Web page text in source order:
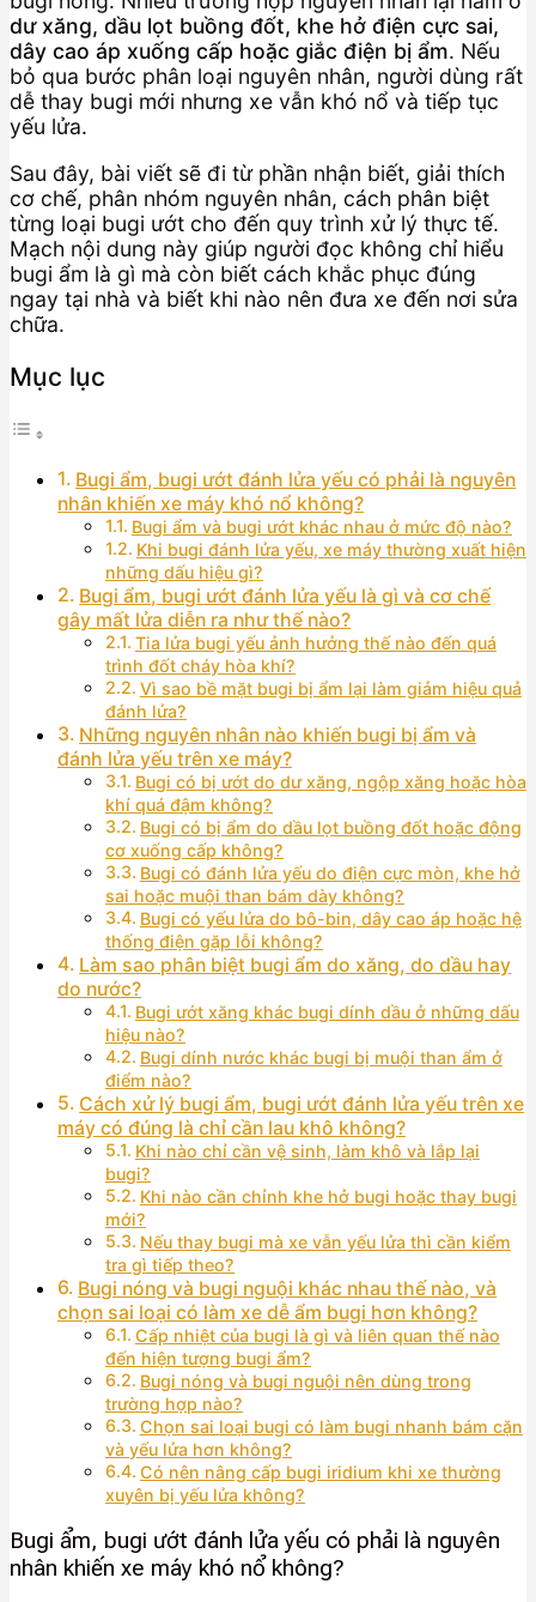
dư xăng, dầu lọt buồng đốt, khe hở điện cực sai,
dây cao áp xuống cấp hoặc giắc điện bị ẩm. Nếu
bỏ qua bước phân loại nguyên nhân, người dùng rất
dễ thay bugi mới nhưng xe vẫn khó nổ và tiếp tục
yếu lửa.
Sau đây, bài viết sẽ đi từ phần nhận biết, giải thích
cơ chế, phân nhóm nguyên nhân, cách phân biệt
từng loại bugi ướt cho đến quy trình xử lý thực tế.
Mạch nội dung này giúp người đọc không chỉ hiểu
bugi ẩm là gì mà còn biết cách khắc phục đúng
ngay tại nhà và biết khi nào nên đưa xe đến nơi sửa
chữa.
Mục lục
Bugi ẩm, bugi ướt đánh lửa yếu có phải là nguyên
nhân khiến xe máy khó nổ không?
Bugi ẩm và bugi ướt khác nhau ở mức độ nào?
Khi bugi đánh lửa yếu, xe máy thường xuất hiện
những dấu hiệu gì?
Bugi ẩm, bugi ướt đánh lửa yếu là gì và cơ chế
gây mất lửa diễn ra như thế nào?
Tia lửa bugi yếu ảnh hưởng thế nào đến quá
trình đốt cháy hòa khí?
Vì sao bề mặt bugi bị ẩm lại làm giảm hiệu quả
đánh lửa?
Những nguyên nhân nào khiến bugi bị ẩm và
đánh lửa yếu trên xe máy?
Bugi có bị ướt do dư xăng, ngộp xăng hoặc hòa
khí quá đậm không?
Bugi có bị ẩm do dầu lọt buồng đốt hoặc động
cơ xuống cấp không?
Bugi có đánh lửa yếu do điện cực mòn, khe hở
sai hoặc muội than bám dày không?
Bugi có yếu lửa do bô-bin, dây cao áp hoặc hệ
thống điện gặp lỗi không?
Làm sao phân biệt bugi ẩm do xăng, do dầu hay
do nước?
Bugi ướt xăng khác bugi dính dầu ở những dấu
hiệu nào?
Bugi dính nước khác bugi bị muội than ẩm ở
điểm nào?
Cách xử lý bugi ẩm, bugi ướt đánh lửa yếu trên xe
máy có đúng là chỉ cần lau khô không?
Khi nào chỉ cần vệ sinh, làm khô và lắp lại
bugi?
Khi nào cần chỉnh khe hở bugi hoặc thay bugi
mới?
Nếu thay bugi mà xe vẫn yếu lửa thì cần kiểm
tra gì tiếp theo?
Bugi nóng và bugi nguội khác nhau thế nào, và
chọn sai loại có làm xe dễ ẩm bugi hơn không?
Cấp nhiệt của bugi là gì và liên quan thế nào
đến hiện tượng bugi ẩm?
Bugi nóng và bugi nguội nên dùng trong
trường hợp nào?
Chọn sai loại bugi có làm bugi nhanh bám cặn
và yếu lửa hơn không?
Có nên nâng cấp bugi iridium khi xe thường
xuyên bị yếu lửa không?
Bugi ẩm, bugi ướt đánh lửa yếu có phải là nguyên
nhân khiến xe máy khó nổ không?